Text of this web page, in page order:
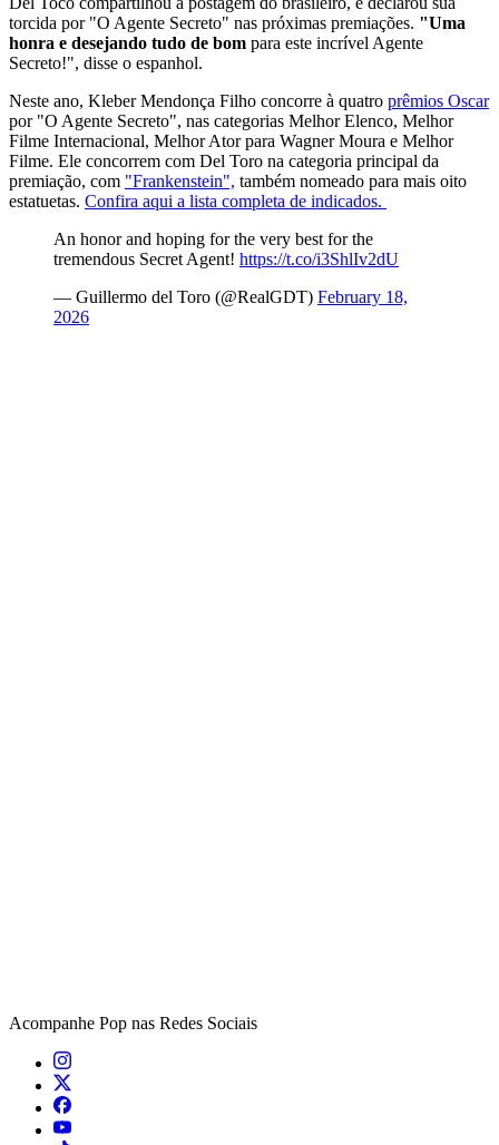
torcida por "O Agente Secreto" nas próximas premiações. "Uma
honra e desejando tudo de bom para este incrível Agente
Secreto!", disse o espanhol.
Neste ano, Kleber Mendonça Filho concorre à quatro prêmios Oscar
por "O Agente Secreto", nas categorias Melhor Elenco, Melhor
Filme Internacional, Melhor Ator para Wagner Moura e Melhor
Filme. Ele concorrem com Del Toro na categoria principal da
premiação, com "Frankenstein", também nomeado para mais oito
estatuetas. Confira aqui a lista completa de indicados.
An honor and hoping for the very best for the
tremendous Secret Agent! https://t.co/i3ShlIv2dU
— Guillermo del Toro (@RealGDT) February 18,
2026
Acompanhe Pop nas Redes Sociais